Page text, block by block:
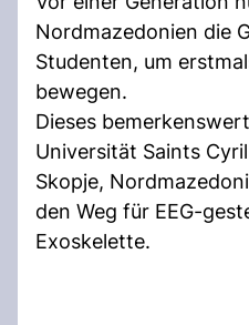
Nordmazedonien die
Studenten, um
bewegen.
Dieses
Universität Saints
Skopje,
den Weg für EEG-
Exoskelette.